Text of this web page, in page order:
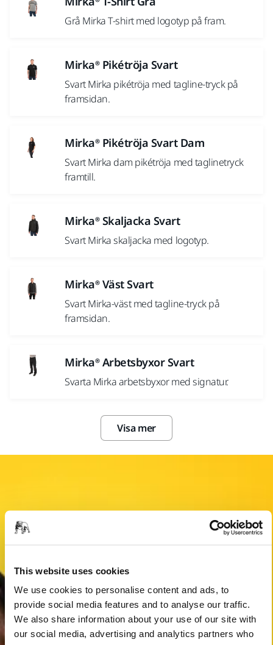
This website uses cookies
We use cookies to personalise content and ads, to
provide social media features and to analyse our traffic.
We also share information about your use of our site with
our social media, advertising and analytics partners who
Grå Mirka T-shirt med logotyp på fram.
Mirka® Pikétröja Svart
Svart Mirka pikétröja med tagline-tryck på
framsidan.
Mirka® Pikétröja Svart Dam
Svart Mirka dam pikétröja med taglinetryck
framtill.
Mirka® Skaljacka Svart
Svart Mirka skaljacka med logotyp.
Mirka® Väst Svart
Svart Mirka-väst med tagline-tryck på
framsidan.
Mirka® Arbetsbyxor Svart
Svarta Mirka arbetsbyxor med signatur.
Visa mer